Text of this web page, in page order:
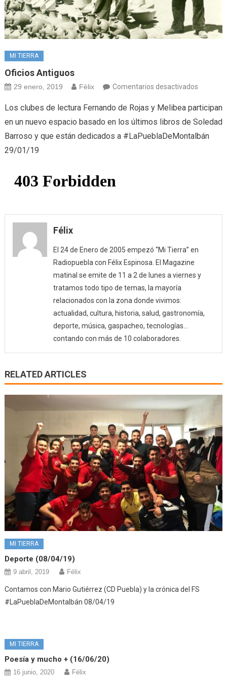
MI TIERRA
Oficios Antiguos
29 enero, 2019 Félix Comentarios desactivadosen
antiguos
Los clubes de lectura Fernando de Rojas y Melibea participan
en un nuevo espacio basado en los últimos libros de Soledad
Barroso y que están dedicados a #LaPueblaDeMontalbán
29/01/19
Félix
El 24 de Enero de 2005 empezó “Mi Tierra” en
Radiopuebla con Félix Espinosa. El Magazine
matinal se emite de 11 a 2 de lunes a viernes y
tratamos todo tipo de temas, la mayoría
relacionados con la zona donde vivimos:
actualidad, cultura, historia, salud, gastronomía,
deporte, música, gaspacheo, tecnologías…
contando con más de 10 colaboradores.
RELATED ARTICLES
MI TIERRA
Deporte (08/04/19)
9 abril, 2019 Félix
Contamos con Mario Gutiérrez (CD Puebla) y la crónica del FS
#LaPueblaDeMontalbán 08/04/19
MI TIERRA
Poesía y mucho + (16/06/20)
16 junio, 2020 Félix